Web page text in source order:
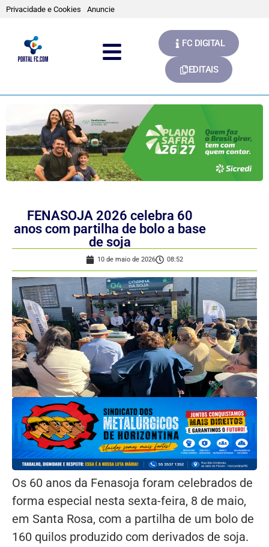
Privacidade e Cookies Anuncie
FC DIGITAL
EDITAIS
FENASOJA 2026 celebra 60
anos com partilha de bolo a base
de soja
10 de maio de 2026 08:52
Os 60 anos da Fenasoja foram celebrados de
forma especial nesta sexta-feira, 8 de maio,
em Santa Rosa, com a partilha de um bolo de
160 quilos produzido com derivados de soja.